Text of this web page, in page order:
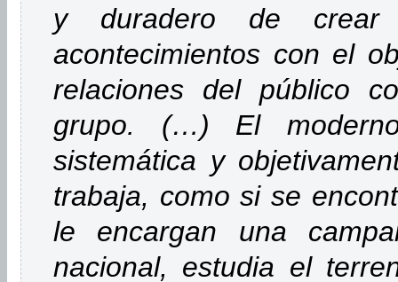
y duradero de
acontecimientos con el
relaciones del público
grupo. (…) El
sistemática y
trabaja, como si se
le encargan una
nacional, estudia el